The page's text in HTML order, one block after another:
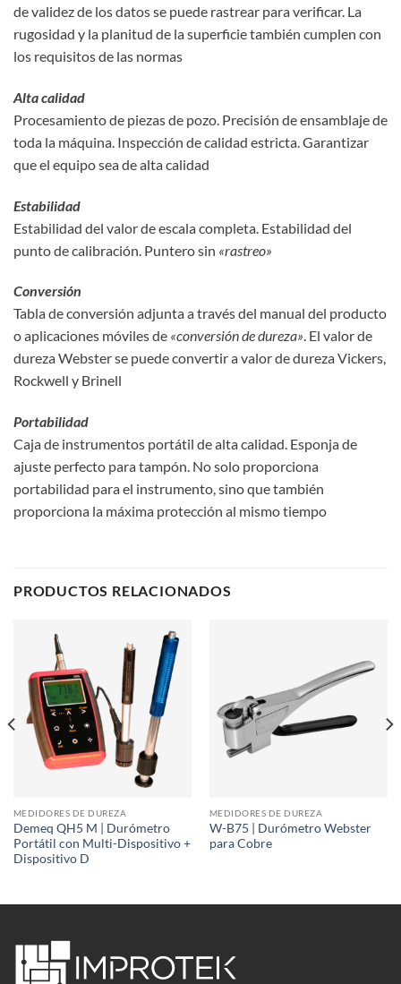
de validez de los datos se puede rastrear para verificar. La
rugosidad y la planitud de la superficie también cumplen con
los requisitos de las normas
Alta calidad
Procesamiento de piezas de pozo. Precisión de ensamblaje de
toda la máquina. Inspección de calidad estricta. Garantizar
que el equipo sea de alta calidad
Estabilidad
Estabilidad del valor de escala completa. Estabilidad del
punto de calibración. Puntero sin «rastreo»
Conversión
Tabla de conversión adjunta a través del manual del producto
o aplicaciones móviles de «conversión de dureza». El valor de
dureza Webster se puede convertir a valor de dureza Vickers,
Rockwell y Brinell
Portabilidad
Caja de instrumentos portátil de alta calidad. Esponja de
ajuste perfecto para tampón. No solo proporciona
portabilidad para el instrumento, sino que también
proporciona la máxima protección al mismo tiempo
PRODUCTOS RELACIONADOS
MEDIDORES DE DUREZA
Demeq QH5 M | Durómetro
Portátil con Multi-Dispositivo +
Dispositivo D
MEDIDORES DE DUREZA
W-B75 | Durómetro Webster
para Cobre